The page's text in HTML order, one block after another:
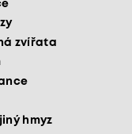
zvířata
hmyz